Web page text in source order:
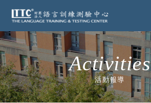
Activities
活動報導